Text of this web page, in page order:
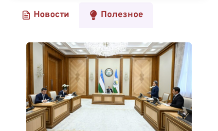
Новости Полезное